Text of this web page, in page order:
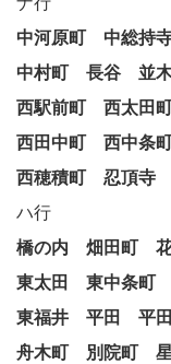
中河原町
中総持
中村町
長谷 並
西駅前町
西太田
西田中町
西中条
西穂積町
忍頂寺
ハ行
橋の内
畑田町
東太田
東中条町
東福井
平田 平
舟木町
別院町